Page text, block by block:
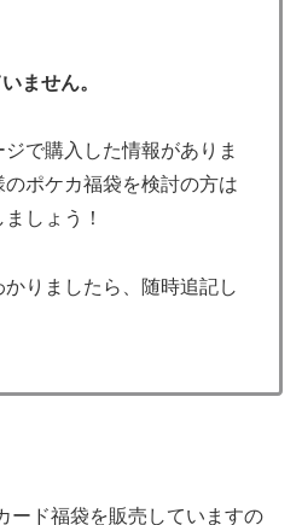
ません。
で購入した情報がありま
ポケカ福袋を検討の方は
しょう！
りましたら、随時追記し
ード福袋を販売していますの